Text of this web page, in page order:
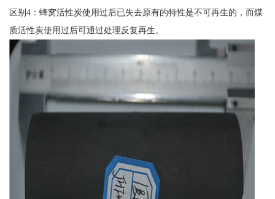
区别4：蜂窝活性炭使用过后已失去原有的特性是不可再生的，而煤
质活性炭使用过后可通过处理反复再生。